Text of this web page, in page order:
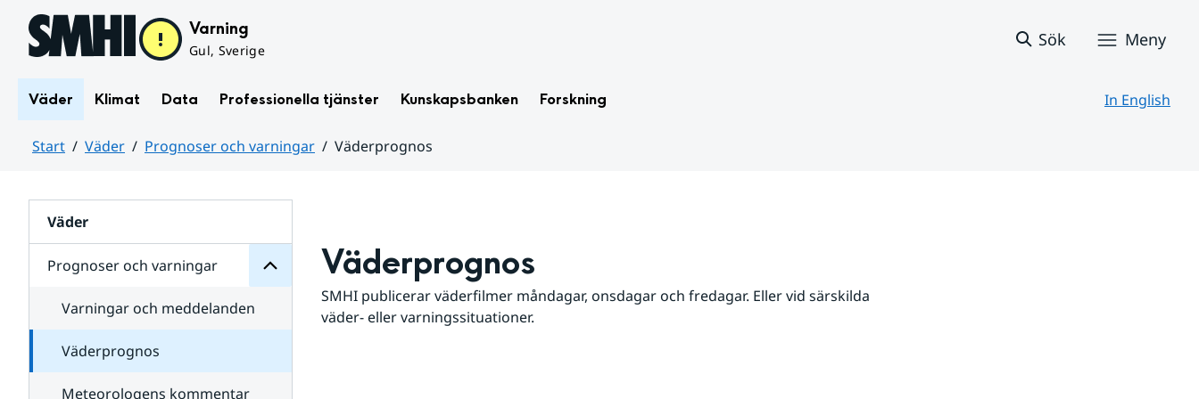
Hoppa till sidans innehåll Varning
Gul, Sverige
Sök Meny
Väder Klimat Data Professionella tjänster Kunskapsbanken Forskning In English
Start Väder Prognoser och varningar
Väderprognos
Väder
Prognoser och varningar
för
varningar
Varningar och meddelanden
Väderprognos
Meteorologens kommentar
Väderprognos
SMHI publicerar väderfilmer måndagar, onsdagar och fredagar. Eller vid särskilda
väder- eller varningssituationer.